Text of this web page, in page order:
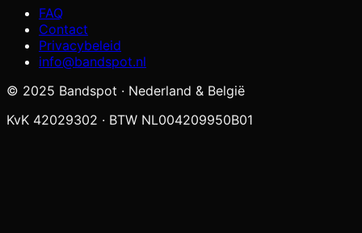
FAQ
Contact
Privacybeleid
info@bandspot.nl
© 2025 Bandspot · Nederland & België
KvK 42029302 · BTW NL004209950B01